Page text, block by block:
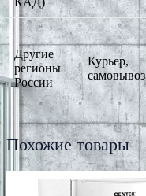
Другие
регионы
России
Курьер,
самовывоз
Похожие товары